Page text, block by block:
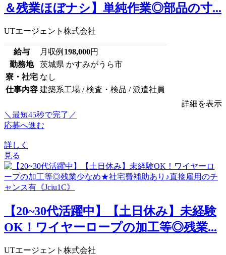
＆残業ほぼナシ】単純作業◎部品の寸...
UTエージェント株式会社
給与 月収例 198,000円
勤務地
茨城県 かすみがうら市
寮・社宅 なし
仕事内容 建築系工場 / 検査・検品 / 派遣社員
詳細を表示
＼最短45秒で完了／
応募へ進む
詳しく
見る
【20~30代活躍中】【土日休み】未経験
OK！ワイヤーロープの加工等◎残業...
UTエージェント株式会社